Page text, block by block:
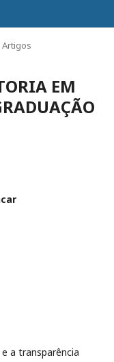
Artigos
EM
a transparência